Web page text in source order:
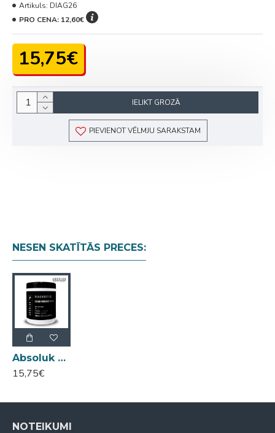
15,75€
Artikuls: DIAG26
PRO CENA: 12,60€
IELIKT GROZĀ
PIEVIENOT VĒLMJU SARAKSTAM
NESEN SKATĪTĀS PRECES:
Absoluk Diagnostic Color Protect matu maska krāsotiem matiem 1000ml
15,75€
NOTEIKUMI